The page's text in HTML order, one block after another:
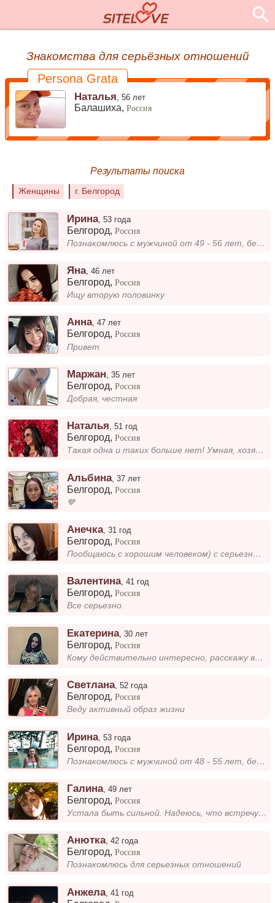
Знакомства для серьёзных отношений
Persona Grata
Наталья ,56 лет
Балашиха,Россия
Результаты поиска
Женщины г. Белгород
Ирина,53 года
Белгород,Россия
Познакомлюсь с мужчиной от 49 - 56 лет, без вредных привычек, для создания семьи.
Яна,46 лет
Белгород,Россия
Ищу вторую половинку
Анна,47 лет
Белгород,Россия
Привет
Маржан ,35 лет
Белгород,Россия
Добрая, честная
Наталья ,51 год
Белгород,Россия
Такая одна и таких больше нет! Умная, хозяйственная, с чувством юмора, оптимистка! Открою свое сердце мужчине, который...
Альбина,37 лет
Белгород,Россия
💙
Анечка,31 год
Белгород,Россия
Пообщаюсь с хорошим человеком) с серьезными намерениями
Валентина,41 год
Белгород,Россия
Все серьезно.
Екатерина,30 лет
Белгород,Россия
Кому действительно интересно, расскажу всё при общении!!!
Светлана,52 года
Белгород,Россия
Веду активный образ жизни
Ирина,53 года
Белгород,Россия
Познакомлюсь с мужчиной от 48 - 55 лет, без вредных привычек, для создания семьи.
Галина,49 лет
Белгород,Россия
Устала быть сильной. Надеюсь, что встречу мужчину, способного сделать из меня слабую и домашнюю. Зарабатываю сама, жилье...
Анютка,42 года
Белгород,Россия
Познакомлюсь для серьезных отношений
Анжела,41 год